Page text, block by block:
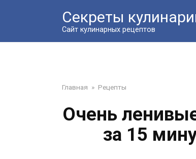
Секреты
Сайт кулинарных рецептов
Главная » Рецепты
Очень
за 15